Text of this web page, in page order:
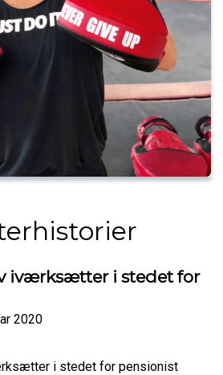
iværksætter i stedet for
2020
i stedet for pensionist